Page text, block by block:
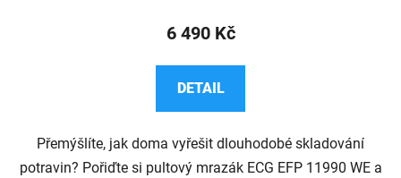
6 490 Kč
DETAIL
Přemýšlíte, jak doma vyřešit dlouhodobé skladování
potravin? Pořiďte si pultový mrazák ECG EFP 11990 WE a